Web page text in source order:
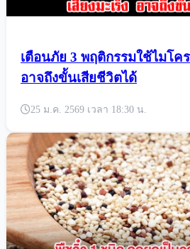
เตือนภัย 3 พฤติกรรมใช้ไมโคร
อาจถึงขั้นเสียชีวิตได้
25 ม.ค. 2569 เวลา 18:30 น.